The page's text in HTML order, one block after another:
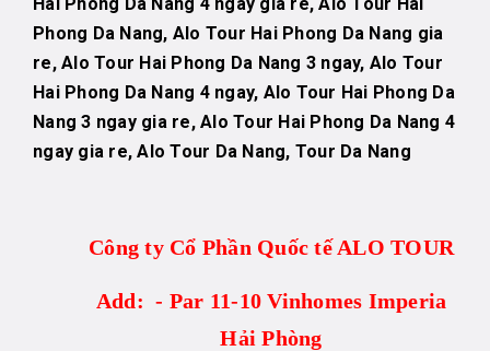
Phong Da Nang, Alo Tour Hai Phong Da Nang gia
re, Alo Tour Hai Phong Da Nang 3 ngay, Alo Tour
Hai Phong Da Nang 4 ngay, Alo Tour Hai Phong Da
Nang 3 ngay gia re, Alo Tour Hai Phong Da Nang 4
ngay gia re, Alo Tour Da Nang, Tour Da Nang
Công ty Cổ Phần Quốc tế ALO TOUR
Add: - Par 11-10 Vinhomes Imperia
Hải Phòng